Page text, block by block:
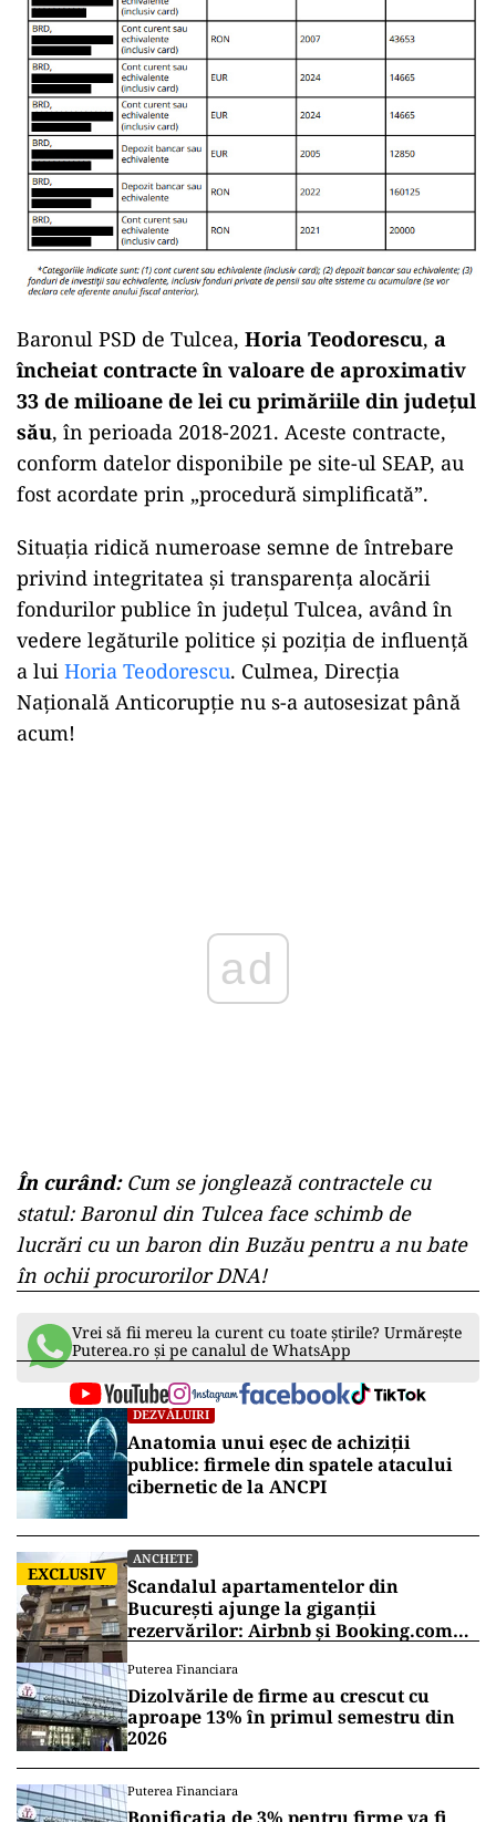
Baronul PSD de Tulcea, Horia Teodorescu, a
încheiat contracte în valoare de aproximativ
33 de milioane de lei cu primăriile din județul
său, în perioada 2018-2021. Aceste contracte,
conform datelor disponibile pe site-ul SEAP, au
fost acordate prin „procedură simplificată”.
Situația ridică numeroase semne de întrebare
privind integritatea și transparența alocării
fondurilor publice în județul Tulcea, având în
vedere legăturile politice și poziția de influență
a lui Horia Teodorescu. Culmea, Direcția
Națională Anticorupție nu s-a autosesizat până
acum!
ad
În curând:Cum se jonglează contractele cu
statul: Baronul din Tulcea face schimb de
lucrări cu un baron din Buzău pentru a nu bate
în ochii procurorilor DNA!
Vrei să fii mereu la curent cu toate știrile? Urmărește
Puterea.ro și pe canalul de WhatsApp
DEZVĂLUIRI
Anatomia unui eșec de achiziții
publice: firmele din spatele atacului
cibernetic de la ANCPI
EXCLUSIV
ANCHETE
Scandalul apartamentelor din
București ajunge la giganții
rezervărilor: Airbnb și Booking.com
Puterea Financiara
Dizolvările de firme au crescut cu
aproape 13% în primul semestru din
2026
Puterea Financiara